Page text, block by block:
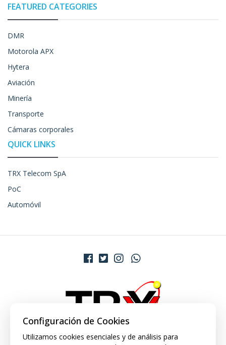
FEATURED CATEGORIES
DMR
Motorola APX
Hytera
Aviación
Minería
Transporte
Cámaras corporales
QUICK LINKS
TRX Telecom SpA
PoC
Automóvil
Configuración de Cookies
Utilizamos cookies esenciales y de análisis para